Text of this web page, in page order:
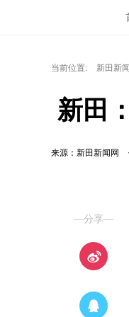
当前位置: 新田新
新田
来源：新田新闻网
—分享—